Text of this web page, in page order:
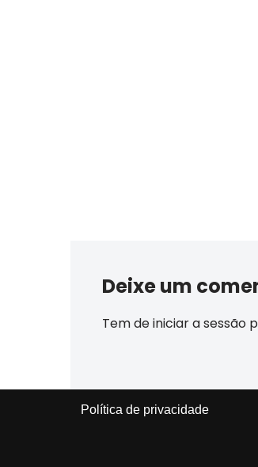
Deixe um
Tem deiniciar a sessão
Política de privacidade